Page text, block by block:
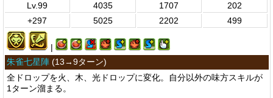
Lv.99
4035 1707
202
+297
5025 2202 499
|
朱雀七星陣 (13→9ターン)
全ドロップを火、木、光ドロップに変化。自分以外の味方スキルが
1ターン溜まる。